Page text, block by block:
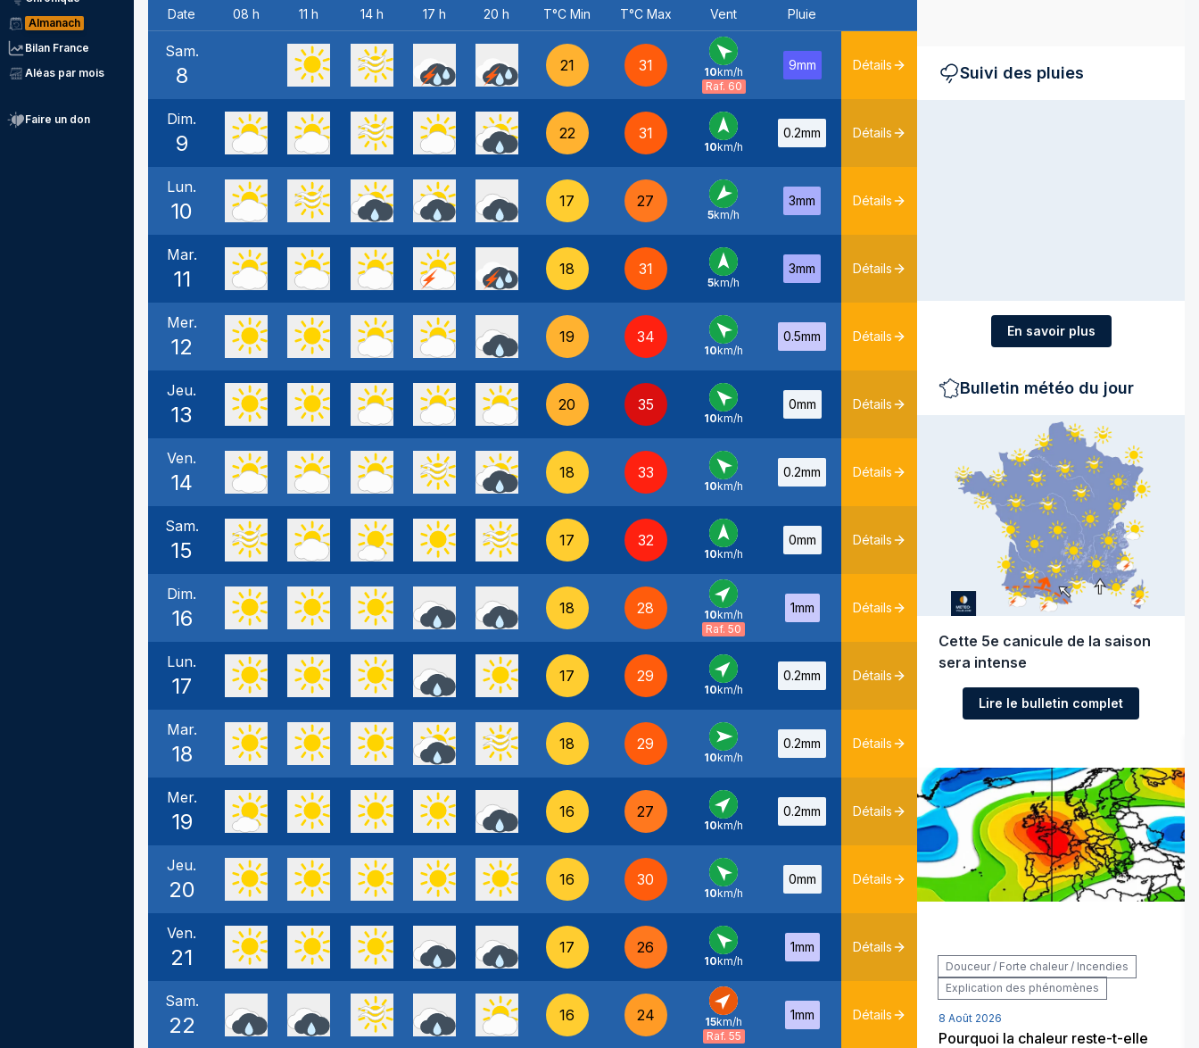
Almanach
Bilan France
Aléas par mois
Faire un don
Date 08 h 11 h 14 h 17 h 20 h T°C Min T°C Max Vent Pluie
Sam.
8 21 31
SE -
10km/h
Raf. 60
9mm Détails
Dim.
9 22 31
S -
10km/h
0.2mm Détails
Lun.
10 17 27
NE
5km/h
3mm Détails
Mar.
11 18 31
S -
5km/h
3mm Détails
Mer.
12 19 34
SE -
10km/h
0.5mm Détails
Jeu.
13 20 35
SE -
10km/h
0mm Détails
Ven.
14 18 33
SE -
10km/h
0.2mm Détails
Sam.
15 17 32
S -
10km/h
0mm Détails
Dim.
16 18 28
SO -
10km/h
Raf. 50
1mm Détails
Lun.
17 17 29
SO -
10km/h
0.2mm Détails
Mar.
18 18 29
O -
10km/h
0.2mm Détails
Mer.
19 16 27
SO -
10km/h
0.2mm Détails
Jeu.
20 16 30
SE -
10km/h
0mm Détails
Ven.
21 17 26
SE -
10km/h
1mm Détails
Sam.
22 16 24
SO -
15km/h
Raf. 55
1mm Détails
Suivi des pluies
En savoir plus
Bulletin météo du jour
Cette 5e canicule de la saison
sera intense
Lire le bulletin complet
Douceur / Forte chaleur / Incendies
Explication des phénomènes
8 Août 2026
Pourquoi la chaleur reste-t-elle